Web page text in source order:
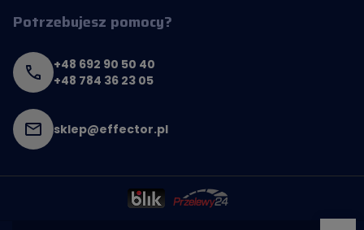
Potrzebujesz pomocy?
+48 692 90 50 40
+48 784 36 23 05
sklep@effector.pl